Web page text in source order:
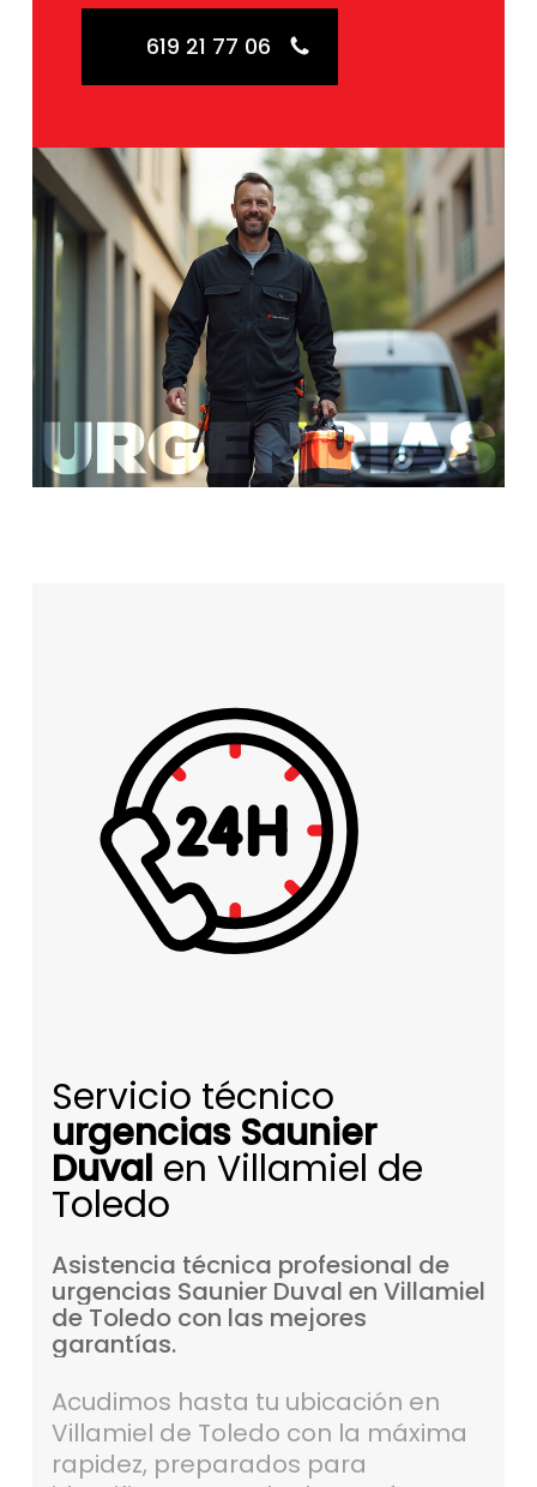
619 21 77 06
Servicio técnico
urgencias Saunier
Duval en Villamiel de
Toledo
Asistencia técnica profesional de
urgencias Saunier Duval en Villamiel
de Toledo con las mejores
garantías.
Acudimos hasta tu ubicación en
Villamiel de Toledo con la máxima
rapidez, preparados para